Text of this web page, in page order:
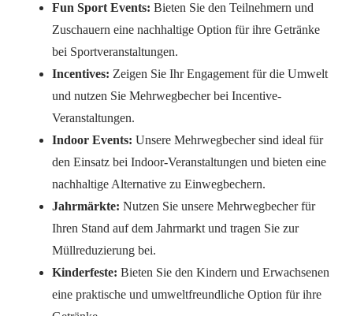
Fun Sport Events: Bieten Sie den Teilnehmern und
Zuschauern eine nachhaltige Option für ihre Getränke
bei Sportveranstaltungen.
Incentives: Zeigen Sie Ihr Engagement für die Umwelt
und nutzen Sie Mehrwegbecher bei Incentive-
Veranstaltungen.
Indoor Events: Unsere Mehrwegbecher sind ideal für
den Einsatz bei Indoor-Veranstaltungen und bieten eine
nachhaltige Alternative zu Einwegbechern.
Jahrmärkte: Nutzen Sie unsere Mehrwegbecher für
Ihren Stand auf dem Jahrmarkt und tragen Sie zur
Müllreduzierung bei.
Kinderfeste: Bieten Sie den Kindern und Erwachsenen
eine praktische und umweltfreundliche Option für ihre